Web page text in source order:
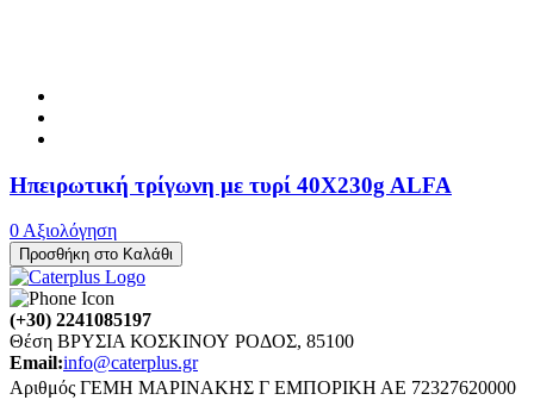
Ηπειρωτική τρίγωνη με τυρί 40X230g ALFA
0 Αξιολόγηση
Προσθήκη στο Καλάθι
(+30) 2241085197
Θέση ΒΡΥΣΙΑ ΚΟΣΚΙΝΟΥ ΡΟΔΟΣ, 85100
Email:info@caterplus.gr
Αριθμός ΓΕΜΗ ΜΑΡΙΝΑΚΗΣ Γ ΕΜΠΟΡΙΚΗ ΑΕ 72327620000